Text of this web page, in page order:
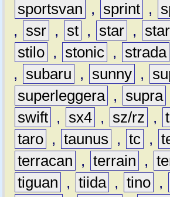
sportsvan
, sprint ,
,
ssr , st , star ,
stilo , stonic , strada
,
subaru , sunny ,
superleggera , supra
swift , sx4 , sz/rz , t
taro , taunus , tc ,
terracan
, terrain ,
tiguan
, tiida , tino ,